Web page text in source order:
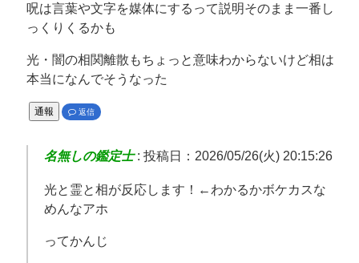
呪は言葉や文字を媒体にするって説明そのまま一番し
っくりくるかも
光・闇の相関離散もちょっと意味わからないけど相は
本当になんでそうなった
通報 返信
名無しの鑑定士: 投稿日：2026/05/26(火) 20:15:26
光と霊と相が反応します！←わかるかボケカスな
めんなアホ
ってかんじ